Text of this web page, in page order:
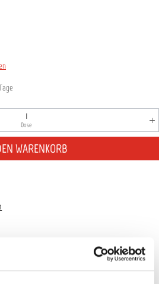
gewünschten Wert ein oder
Dose
WARENKORB